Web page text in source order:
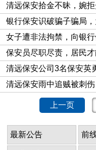
清远保安拾金不昧，婉
银行保安识破骗子骗局
女子遭非法拘禁，向银
保安员尽职尽责，居民
清远保安雨中追贼被刺
上一页
最新公告 前